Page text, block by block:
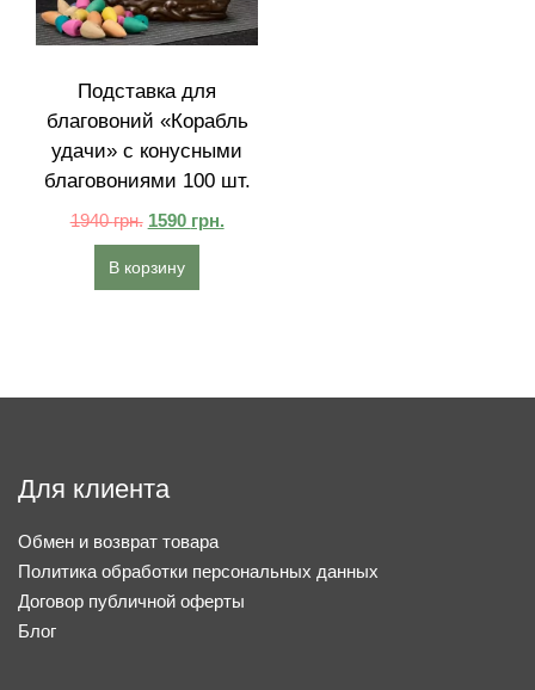
Подставка для
благовоний «Корабль
удачи» с конусными
благовониями 100 шт.
1940грн. 1590 грн.
В корзину
Для клиента
Обмен и возврат товара
Политика обработки персональных данных
Договор публичной оферты
Блог